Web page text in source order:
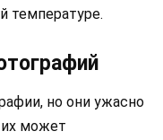
температуре.
но они ужасно
их может